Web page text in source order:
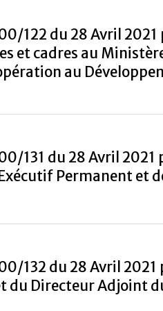
122 du 28 Avril
et cadres au
au
131 du 28 Avril
Permanent et
132 du 28 Avril
du Directeur Adjoint